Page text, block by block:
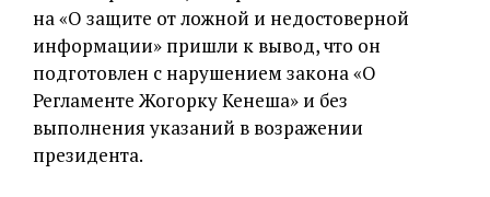
на «О защите от ложной и недостоверной
информации» пришли к вывод, что он
подготовлен с нарушением закона «О
Регламенте Жогорку Кенеша» и без
выполнения указаний в возражении
президента.